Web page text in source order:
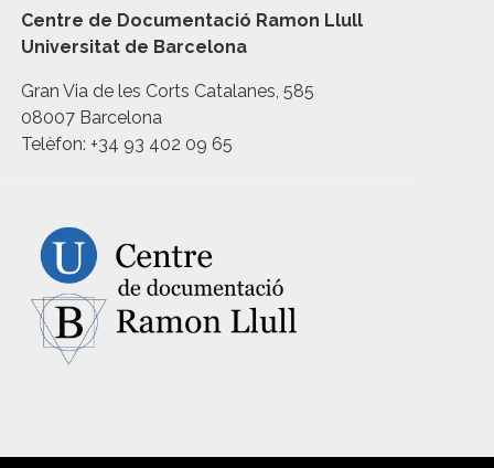
Centre de Documentació Ramon Llull
Universitat de Barcelona
Gran Via de les Corts Catalanes, 585
08007 Barcelona
Telèfon: +34 93 402 09 65